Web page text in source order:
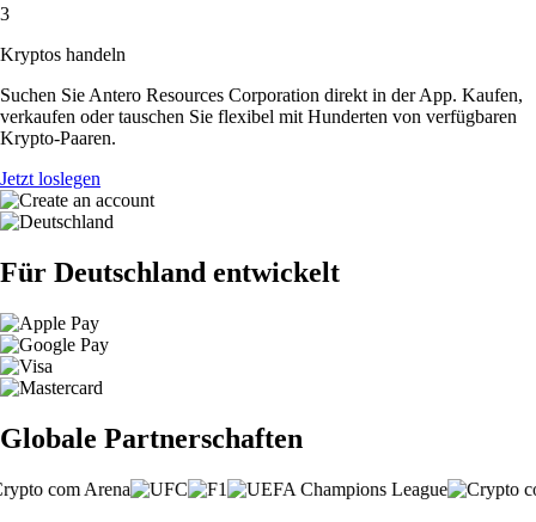
3
Kryptos handeln
Suchen Sie Antero Resources Corporation direkt in der App. Kaufen,
verkaufen oder tauschen Sie flexibel mit Hunderten von verfügbaren
Krypto-Paaren.
Jetzt loslegen
Für Deutschland entwickelt
Globale Partnerschaften